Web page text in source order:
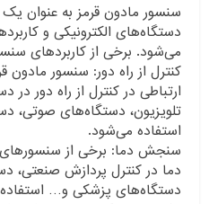
سنسور مادون قرمز به عنوان یک
دستگاه‌های الکترونیکی و
می‌شود. برخی از کاربردهای
کنترل از راه دور: سنسور
ارتباطی در کنترل از راه دور در
تلویزیون، دستگاه‌های صوتی،
استفاده می‌شود.
سنجش دما: برخی از
دما در کنترل پردازش صنعتی،
دستگاه‌های پزشکی و…